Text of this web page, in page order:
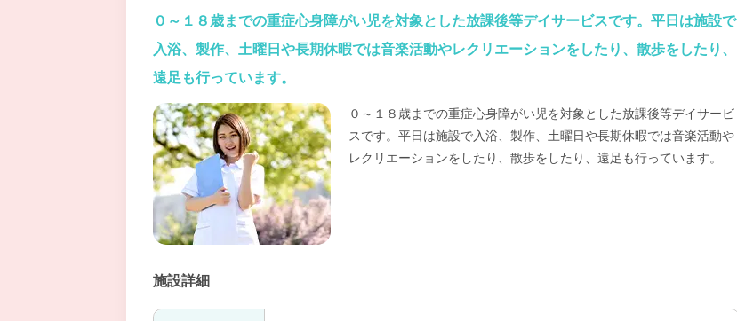
０～１８歳までの重症心身障がい児を対象とした放課後等デイサービスです。平日は施設で
入浴、製作、土曜日や長期休暇では音楽活動やレクリエーションをしたり、散歩をしたり、
遠足も行っています。
０～１８歳までの重症心身障がい児を対象とした放課後等デイサービ
スです。平日は施設で入浴、製作、土曜日や長期休暇では音楽活動や
レクリエーションをしたり、散歩をしたり、遠足も行っています。
施設詳細